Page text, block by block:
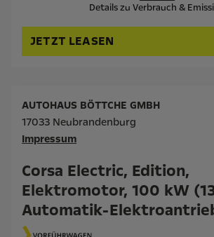
Details zu Verbrauch &
JETZT LEASEN
Corsa Electric, Edition,
Elektromotor, 100 kW
Automatik-
AUTOHAUS BÖTTCHE GMBH
17033 Neubrandenburg
Impressum